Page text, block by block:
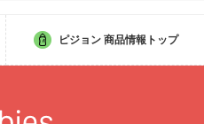
ピジョン 商品情報トップ